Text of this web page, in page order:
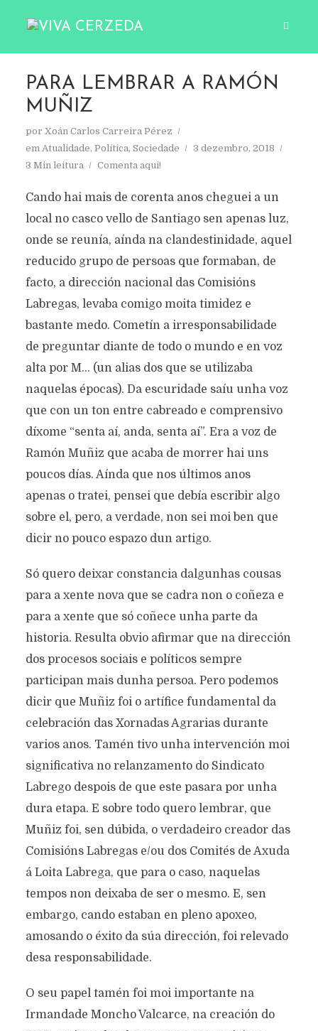
PARA LEMBRAR A RAMÓN
MUÑIZ
por Xoán Carlos Carreira Pérez
em Atualidade, Política, Sociedade
3 dezembro, 2018
3 Min leitura
Comenta aqui!
Cando hai mais de corenta anos cheguei a un
local no casco vello de Santiago sen apenas luz,
onde se reunía, aínda na clandestinidade, aquel
reducido grupo de persoas que formaban, de
facto, a dirección nacional das Comisións
Labregas, levaba comigo moita timidez e
bastante medo. Cometín a irresponsabilidade
de preguntar diante de todo o mundo e en voz
alta por M… (un alias dos que se utilizaba
naquelas épocas). Da escuridade saíu unha voz
que con un ton entre cabreado e comprensivo
díxome “senta aí, anda, senta aí”. Era a voz de
Ramón Muñiz que acaba de morrer hai uns
poucos días. Aínda que nos últimos anos
apenas o tratei, pensei que debía escribir algo
sobre el, pero, a verdade, non sei moi ben que
dicir no pouco espazo dun artigo.
Só quero deixar constancia dalgunhas cousas
para a xente nova que se cadra non o coñeza e
para a xente que só coñece unha parte da
historia. Resulta obvio afirmar que na dirección
dos procesos sociais e políticos sempre
participan mais dunha persoa. Pero podemos
dicir que Muñiz foi o artífice fundamental da
celebración das Xornadas Agrarias durante
varios anos. Tamén tivo unha intervención moi
significativa no relanzamento do Sindicato
Labrego despois de que este pasara por unha
dura etapa. E sobre todo quero lembrar, que
Muñiz foi, sen dúbida, o verdadeiro creador das
Comisións Labregas e/ou dos Comités de Axuda
á Loita Labrega, que para o caso, naquelas
tempos non deixaba de ser o mesmo. E, sen
embargo, cando estaban en pleno apoxeo,
amosando o éxito da súa dirección, foi relevado
desa responsabilidade.
O seu papel tamén foi moi importante na
Irmandade Moncho Valcarce, na creación do